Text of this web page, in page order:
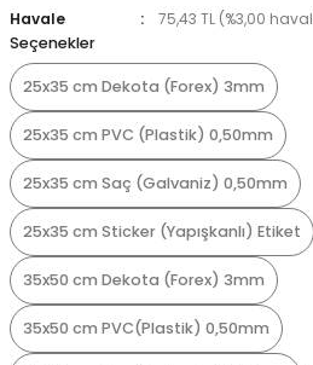
Havale
75,43 TL (%3,00
Seçenekler
25x35 cm Dekota (Forex) 3mm
25x35 cm PVC (Plastik) 0,50mm
25x35 cm Saç (Galvaniz) 0,50mm
25x35 cm Sticker (Yapışkanlı) Etiket
35x50 cm Dekota (Forex) 3mm
35x50 cm PVC(Plastik) 0,50mm